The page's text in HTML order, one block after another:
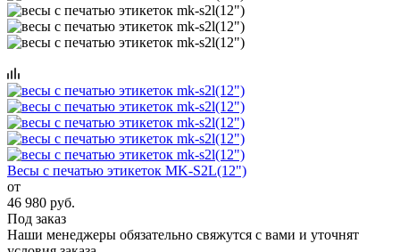
Весы с печатью этикеток MK-S2L(12")
от
46 980 руб.
Под заказ
Наши менеджеры обязательно свяжутся с вами и уточнят